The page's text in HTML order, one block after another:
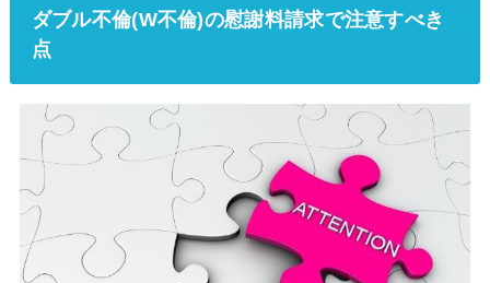
ダブル不倫(W不倫)の慰謝料請求で注意すべき
点